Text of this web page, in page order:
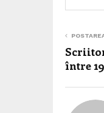
între